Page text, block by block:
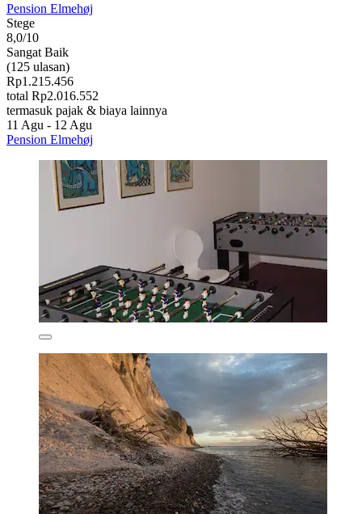
Pension Elmehøj
Stege
8,0/10
Sangat Baik
(125 ulasan)
Rp1.215.456
total Rp2.016.552
termasuk pajak & biaya lainnya
11 Agu - 12 Agu
Pension Elmehøj